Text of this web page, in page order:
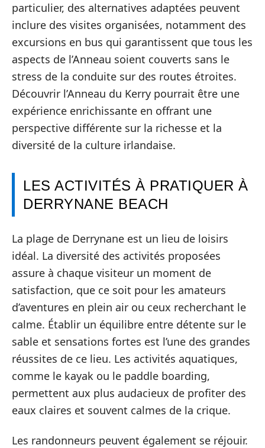
particulier, des alternatives adaptées peuvent
inclure des visites organisées, notamment des
excursions en bus qui garantissent que tous les
aspects de l’Anneau soient couverts sans le
stress de la conduite sur des routes étroites.
Découvrir l’Anneau du Kerry pourrait être une
expérience enrichissante en offrant une
perspective différente sur la richesse et la
diversité de la culture irlandaise.
LES ACTIVITÉS À PRATIQUER À
DERRYNANE BEACH
La plage de Derrynane est un lieu de loisirs
idéal. La diversité des activités proposées
assure à chaque visiteur un moment de
satisfaction, que ce soit pour les amateurs
d’aventures en plein air ou ceux recherchant le
calme. Établir un équilibre entre détente sur le
sable et sensations fortes est l’une des grandes
réussites de ce lieu. Les activités aquatiques,
comme le kayak ou le paddle boarding,
permettent aux plus audacieux de profiter des
eaux claires et souvent calmes de la crique.
Les randonneurs peuvent également se réjouir.